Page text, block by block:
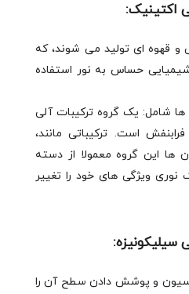
اکتینیک:
و قهوه ای تولید می شوند، که
شیمیایی حساس به نور استفاده
شامل: یک گروه ترکیبات آلی
است. ترکیباتی مانند،
ها این گروه معمولا از دسته
ویژگی های خود را تغییر
و پوشش دادن سطح آن را